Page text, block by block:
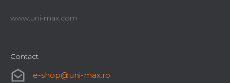
www.uni-max.com
Contact
e-shop@uni-max.ro